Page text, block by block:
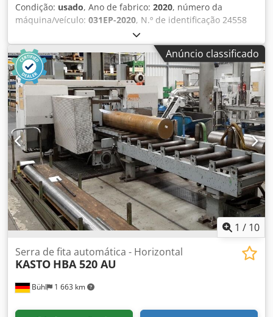
Condição: usado, Ano de fabrico: 2020, número da
máquina/veículo: 031EP-2020, N.º de identificação 24558
Dados técnicos: - Diâmetro do disco de lixa 150 mm -
Unidade de lixar giratória sobre braço articulado - Raio de
rotação do braço de lixagem 2000 mm - Extração de pó
motorizada - Velocidade do disco infinitamente variável -
800 - 2200 rpm Dcodpfx Ajvazz Dsnusk - Dimensões da
mesa 1500 x 880 mm - Altura da mesa aprox. 920 mm -
Acionamento 400 V / 3,6 kW - Espaço necessário aprox. L
1600 x A 1600 x P 1600 mm - Peso aprox. 250 kg
Anúncio classificado
1 / 10
Bühl 1 663 km
Serra de fita automática - Horizontal
KASTO HBA 520 AU